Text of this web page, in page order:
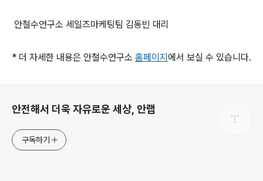
안철수연구소 세일즈마케팅팀 김동빈 대리
* 더 자세한 내용은 안철수연구소 홈페이지에서 보실 수 있습니다.
안전해서 더욱 자유로운 세상, 안랩
구독하기